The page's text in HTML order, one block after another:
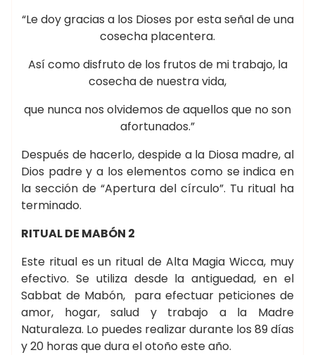
“Le doy gracias a los Dioses por esta señal de una
cosecha placentera.
Así como disfruto de los frutos de mi trabajo, la
cosecha de nuestra vida,
que nunca nos olvidemos de aquellos que no son
afortunados.”
Después de hacerlo, despide a la Diosa madre, al
Dios padre y a los elementos como se indica en
la sección de “Apertura del círculo”. Tu ritual ha
terminado.
RITUAL DE MABÓN 2
Este ritual es un ritual de Alta Magia Wicca, muy
efectivo. Se utiliza desde la antiguedad, en el
Sabbat de Mabón, para efectuar peticiones de
amor, hogar, salud y trabajo a la Madre
Naturaleza. Lo puedes realizar durante los 89 días
y 20 horas que dura el otoño este año.